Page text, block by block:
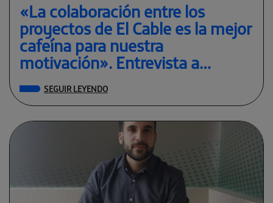
«La colaboración entre los
proyectos de El Cable es la mejor
cafeína para nuestra
motivación». Entrevista a
Insomnia Ediciones
SEGUIR LEYENDO